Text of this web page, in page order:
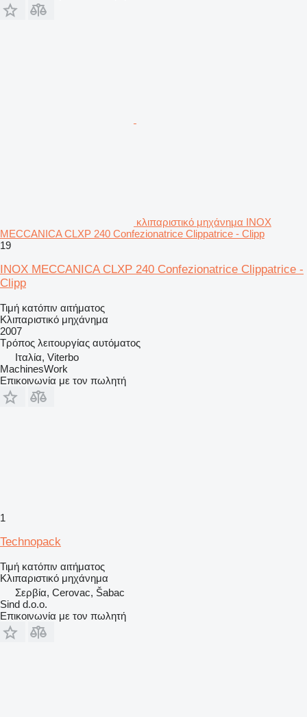
κλιπαριστικό μηχάνημα INOX
MECCANICA CLXP 240 Confezionatrice Clippatrice - Clipp
19
INOX MECCANICA CLXP 240 Confezionatrice Clippatrice -
Clipp
Τιμή κατόπιν αιτήματος
Κλιπαριστικό μηχάνημα
2007
Τρόπος λειτουργίας αυτόματος
Ιταλία, Viterbo
MachinesWork
Επικοινωνία με τον πωλητή
1
Technopack
Τιμή κατόπιν αιτήματος
Κλιπαριστικό μηχάνημα
Σερβία, Cerovac, Šabac
Sind d.o.o.
Επικοινωνία με τον πωλητή